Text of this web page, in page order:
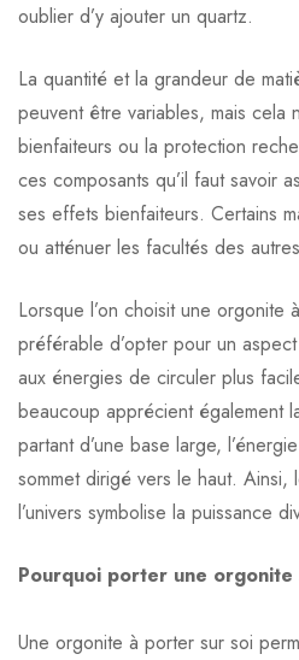
oublier d’y ajouter un quartz.
La quantité et la grandeur de
peuvent être variables, mais cela
bienfaiteurs ou la protection
ces composants qu’il faut savoir
ses effets bienfaiteurs. Certains
ou atténuer les facultés des
Lorsque l’on choisit une orgonite
préférable d’opter pour un
aux énergies de circuler plus
beaucoup apprécient également
partant d’une base large,
sommet dirigé vers le haut.
l’univers symbolise la puissance
Pourquoi porter une orgonite
Une orgonite à porter sur soi